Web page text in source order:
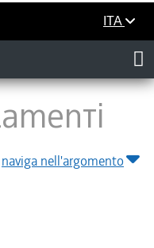
ITA
naviga nell'argomento